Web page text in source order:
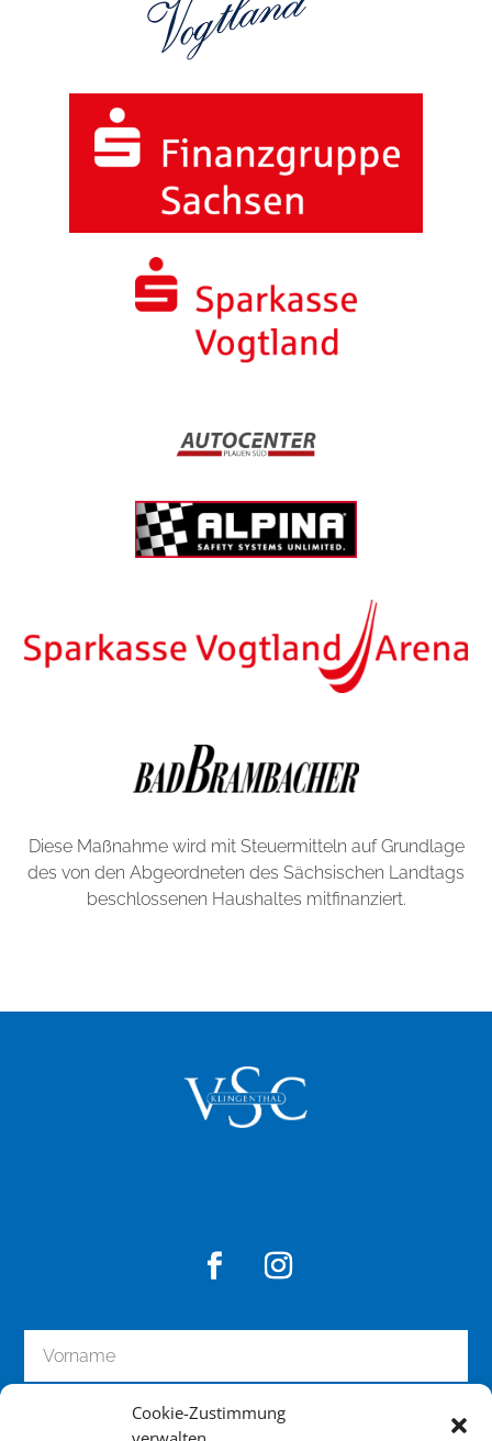
Cookie-Zustimmung
Diese Maßnahme wird mit Steuermitteln auf Grundlage
des von den Abgeordneten des Sächsischen Landtags
beschlossenen Haushaltes mitfinanziert.